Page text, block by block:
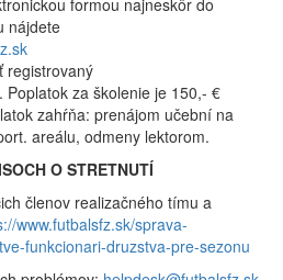
nájdete
registrovaný
. Poplatok za školenie je 150,- €
zahŕňa: prenájom učební na
areálu, odmeny lektorom.
O STRETNUTÍ
členov realizačného tímu a
www.futbalsfz.sk/sprava-
funkcionari-druzstva-pre-sezonu